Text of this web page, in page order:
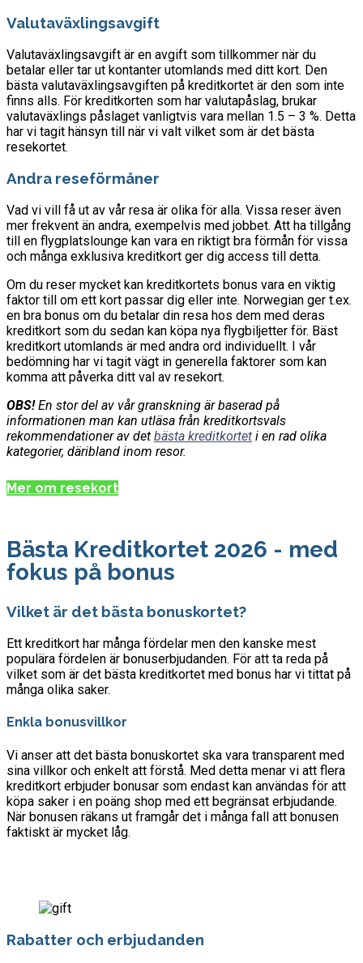
Valutaväxlingsavgift
Valutaväxlingsavgift är en avgift som tillkommer när du
betalar eller tar ut kontanter utomlands med ditt kort. Den
bästa valutaväxlingsavgiften på kreditkortet är den som inte
finns alls. För kreditkorten som har valutapåslag, brukar
valutaväxlings påslaget vanligtvis vara mellan 1.5 – 3 %. Detta
har vi tagit hänsyn till när vi valt vilket som är det bästa
resekortet.
Andra reseförmåner
Vad vi vill få ut av vår resa är olika för alla. Vissa reser även
mer frekvent än andra, exempelvis med jobbet. Att ha tillgång
till en flygplatslounge kan vara en riktigt bra förmån för vissa
och många exklusiva kreditkort ger dig access till detta.
Om du reser mycket kan kreditkortets bonus vara en viktig
faktor till om ett kort passar dig eller inte. Norwegian ger t.ex.
en bra bonus om du betalar din resa hos dem med deras
kreditkort som du sedan kan köpa nya flygbiljetter för. Bäst
kreditkort utomlands är med andra ord individuellt. I vår
bedömning har vi tagit vägt in generella faktorer som kan
komma att påverka ditt val av resekort.
OBS!En stor del av vår granskning är baserad på
informationen man kan utläsa från kreditkortsvals
rekommendationer av det bästa kreditkortet i en rad olika
kategorier, däribland inom resor.
Mer om resekort
Bästa Kreditkortet 2026 - med
fokus på bonus
Vilket är det bästa bonuskortet?
Ett kreditkort har många fördelar men den kanske mest
populära fördelen är bonuserbjudanden. För att ta reda på
vilket som är det bästa kreditkortet med bonus har vi tittat på
många olika saker.
Enkla bonusvillkor
Vi anser att det bästa bonuskortet ska vara transparent med
sina villkor och enkelt att förstå. Med detta menar vi att flera
kreditkort erbjuder bonusar som endast kan användas för att
köpa saker i en poäng shop med ett begränsat erbjudande.
När bonusen räkans ut framgår det i många fall att bonusen
faktiskt är mycket låg.
Rabatter och erbjudanden